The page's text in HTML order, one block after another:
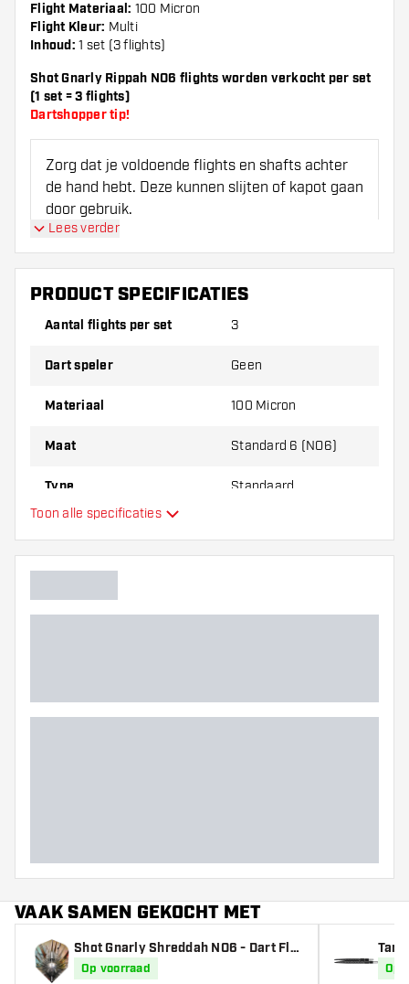
Flight Materiaal: 100 Micron
Flight Kleur: Multi
Inhoud: 1 set (3 flights)
Shot Gnarly Rippah NO6 flights worden verkocht per set
(1 set = 3 flights)
Dartshopper tip!
Zorg dat je voldoende flights en shafts achter
de hand hebt. Deze kunnen slijten of kapot gaan
door gebruik.
dikte van de flights om erachter te komen
welke variant het beste bij je past!
Lees verder
PRODUCT SPECIFICATIES
Aantal flights per set 3
Dart speler Geen
Materiaal 100 Micron
Maat Standard 6 (NO6)
Type Standaard
Hoofdkleur
Toon alle specificaties
VAAK SAMEN GEKOCHT MET
Shot Gnarly Shreddah NO6 - Dart Flig
hts
Op voorraad Op